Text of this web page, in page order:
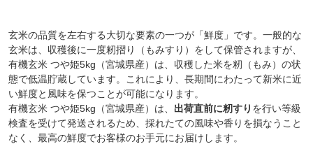
玄米の品質を左右する大切な要素の一つが「鮮度」です。一般的な
玄米は、収穫後に一度籾摺り（もみすり）をして保管されますが、
有機玄米 つや姫5kg（宮城県産）は、収穫した米を籾（もみ）の状
態で低温貯蔵しています。これにより、長期間にわたって新米に近
い鮮度と風味を保つことが可能になります。
有機玄米 つや姫5kg（宮城県産）は、 出荷直前に籾すり を行い等級
検査を受けて発送されるため、採れたての風味や香りを損なうこと
なく、最高の鮮度でお客様のお手元にお届けします。